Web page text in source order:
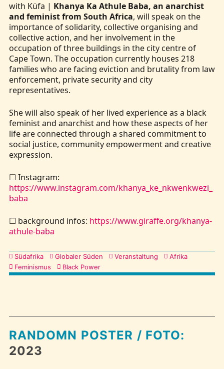
with Küfa | Khanya Ka Athule Baba, an anarchist
and feminist from South Africa, will speak on the
importance of solidarity, collective organising and
collective action, and her involvement in the
occupation of three buildings in the city centre of
Cape Town. The occupation currently houses 218
families who are facing eviction and brutality from law
enforcement, private security and city
representatives.
She will also speak of her lived experience as a black
feminist and anarchist and how these aspects of her
life are connected through a shared commitment to
social justice, community empowerment and creative
expression.
☐ Instagram:
https://www.instagram.com/khanya_ke_nkwenkwezi_
baba
☐ background infos: https://www.giraffe.org/khanya-
athule-baba
Kategorien
Südafrika Globaler Süden Veranstaltung
Afrika
Feminismus
Black Power
RANDOMN POSTER / FOTO:
2023